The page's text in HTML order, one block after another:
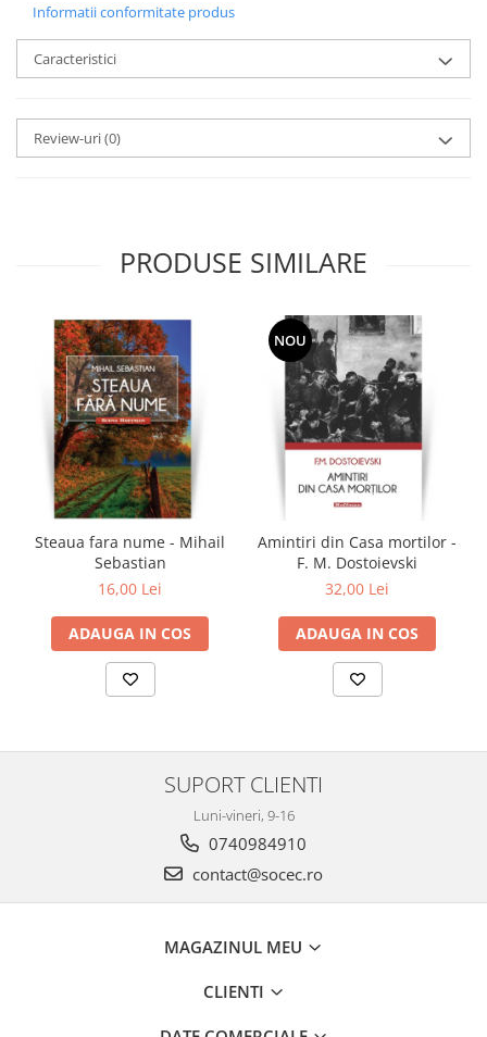
Informatii conformitate produs
Caracteristici
Review-uri(0)
PRODUSE SIMILARE
Steaua fara nume - Mihail
Sebastian
16,00 Lei
ADAUGA IN COS
NOU
Amintiri din Casa mortilor -
F. M. Dostoievski
32,00 Lei
ADAUGA IN COS
SUPORT CLIENTI
Luni-vineri, 9-16
0740984910
contact@socec.ro
MAGAZINUL MEU
CLIENTI